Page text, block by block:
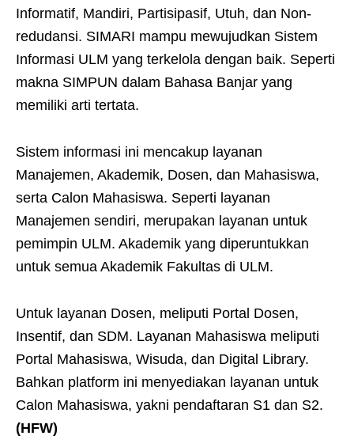
Informatif, Mandiri, Partisipasif, Utuh, dan Non-
redudansi. SIMARI mampu mewujudkan Sistem
Informasi ULM yang terkelola dengan baik. Seperti
makna SIMPUN dalam Bahasa Banjar yang
memiliki arti tertata.
Sistem informasi ini mencakup layanan
Manajemen, Akademik, Dosen, dan Mahasiswa,
serta Calon Mahasiswa. Seperti layanan
Manajemen sendiri, merupakan layanan untuk
pemimpin ULM. Akademik yang diperuntukkan
untuk semua Akademik Fakultas di ULM.
Untuk layanan Dosen, meliputi Portal Dosen,
Insentif, dan SDM. Layanan Mahasiswa meliputi
Portal Mahasiswa, Wisuda, dan Digital Library.
Bahkan platform ini menyediakan layanan untuk
Calon Mahasiswa, yakni pendaftaran S1 dan S2.
(HFW)